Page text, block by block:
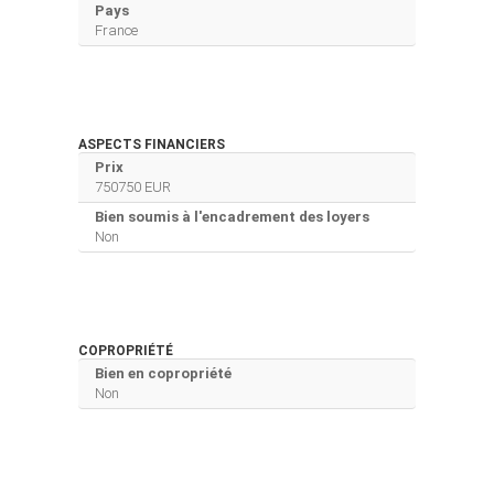
Pays
France
ASPECTS FINANCIERS
Prix
750750 EUR
Bien soumis à l'encadrement des loyers
Non
COPROPRIÉTÉ
Bien en copropriété
Non